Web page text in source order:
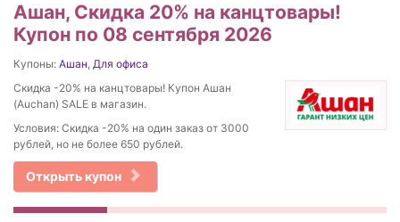
Ашан, Скидка 20% на канцтовары!
Купон по 08 сентября 2026
Купоны: Ашан, Для офиса
Скидка -20% на канцтовары! Купон Ашан
(Auchan) SALE в магазин.
Условия: Скидка -20% на один заказ от 3000
рублей, но не более 650 рублей.
Открыть купон